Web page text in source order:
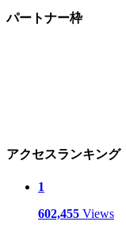
パートナー枠
アクセスランキング
1
602,455 Views